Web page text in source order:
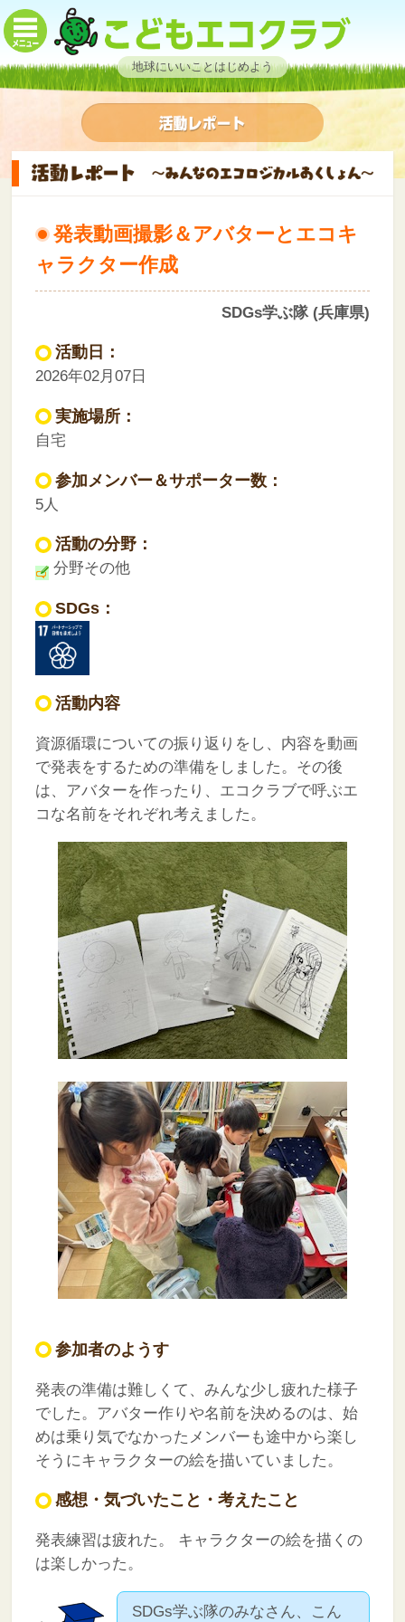
地球にいいことはじめよう
発表動画撮影＆アバターとエコキ
ャラクター作成
SDGs学ぶ隊 (兵庫県)
活動日：
2026年02月07日
実施場所：
自宅
参加メンバー＆サポーター数：
5人
活動の分野：
分野その他
SDGs：
活動内容
資源循環についての振り返りをし、内容を動画
で発表をするための準備をしました。その後
は、アバターを作ったり、エコクラブで呼ぶエ
コな名前をそれぞれ考えました。
参加者のようす
発表の準備は難しくて、みんな少し疲れた様子
でした。アバター作りや名前を決めるのは、始
めは乗り気でなかったメンバーも途中から楽し
そうにキャラクターの絵を描いていました。
感想・気づいたこと・考えたこと
発表練習は疲れた。
キャラクターの絵を描くの
は楽しかった。
SDGs学ぶ隊のみなさん、こん